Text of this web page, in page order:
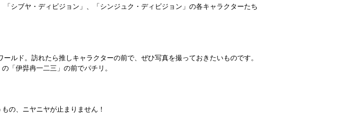
シブヤ・ディビジョン」、「シンジュク・ディビジョン」の各キャラクターたち
ルド。訪れたら推しキャラクターの前で、ぜひ写真を撮っておきたいものです。
「伊弉冉一二三」の前でパチリ。
の、ニヤニヤが止まりません！